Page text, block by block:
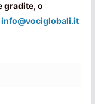
gradite, o
info@vociglobali.it